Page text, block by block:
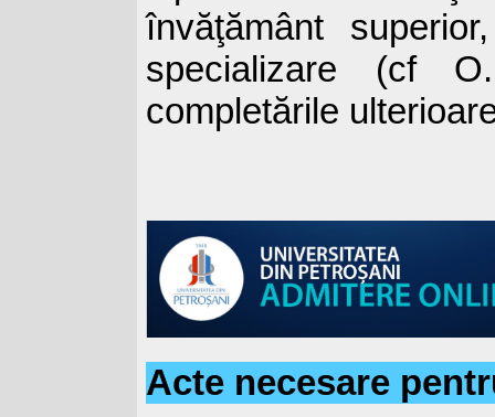
învăţământ
specializare (cf
completările
Acte necesare